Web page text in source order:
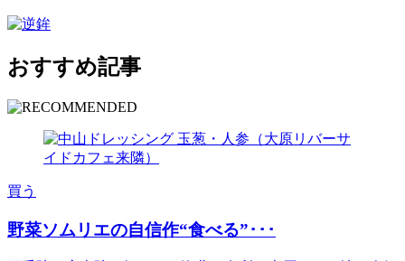
おすすめ記事
買う
野菜ソムリエの自信作“食べる”･･･